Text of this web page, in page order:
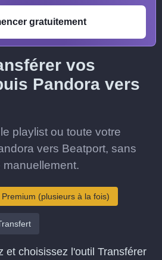
gratuitement
vos
Pandora vers
playlist ou toute votre
vers Beatport, sans
manuellement.
Premium (plusieurs à la fois)
et choisissez l'outil Transférer